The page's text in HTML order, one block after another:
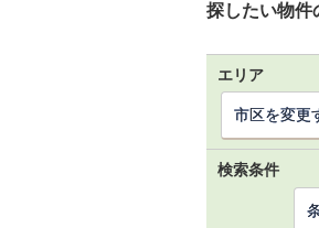
探したい物件
エリア
市区を変更
検索条件